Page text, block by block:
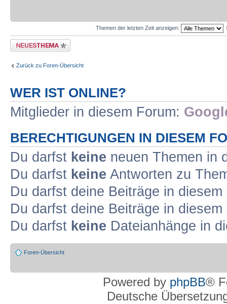
Themen der letzten Zeit anzeigen:
Neues Thema erstellen
Zurück zu Foren-Übersicht
WER IST ONLINE?
Mitglieder in diesem Forum:
BERECHTIGUNGEN IN DIESEM
Du darfst keine neuen Themen in
Du darfst keine Antworten zu
Du darfst deine Beiträge in
Du darfst deine Beiträge in
Du darfst keine Dateianhänge in
Foren-Übersicht
Powered by phpBB®
Deutsche